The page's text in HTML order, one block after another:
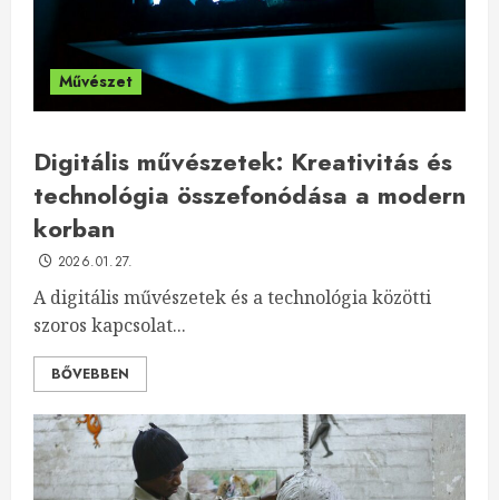
Művészet
Digitális művészetek: Kreativitás és
technológia összefonódása a modern
korban
2026.01.27.
A digitális művészetek és a technológia közötti
szoros kapcsolat...
BŐVEBBEN